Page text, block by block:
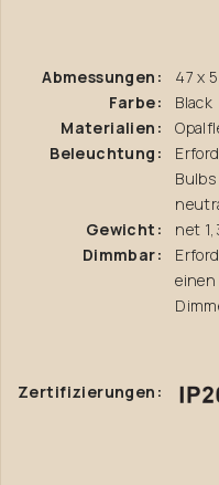
Abmessungen:
47 x
Farbe:
Black
Materialien:
Beleuchtung:
Gewicht:
net
Dimmbar:
Zertifizierungen: